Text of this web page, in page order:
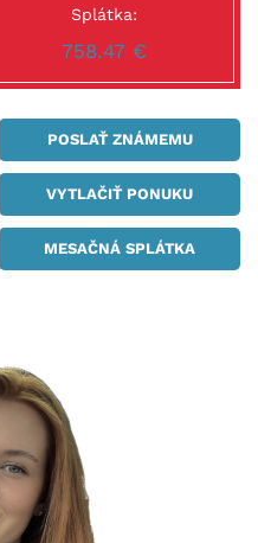
Splátka:
758.47 €
POSLAŤ ZNÁMEMU
VYTLAČIŤ PONUKU
MESAČNÁ SPLÁTKA